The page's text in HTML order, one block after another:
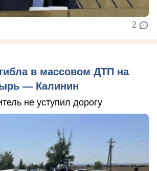
2
в массовом ДТП на
— Калинин
не уступил дорогу